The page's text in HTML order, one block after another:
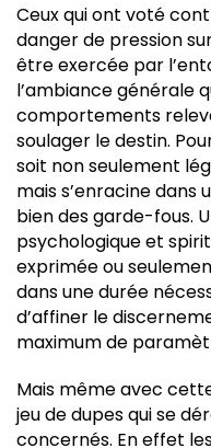
Ceux qui ont voté
danger de pression
être exercée par
l’ambiance générale
comportements
soulager le destin.
soit non seulement
mais s’enracine dans
bien des garde-fous.
psychologique et
exprimée ou
dans une durée
d’affiner le
maximum de
Mais même avec
jeu de dupes qui se
concernés. En effet